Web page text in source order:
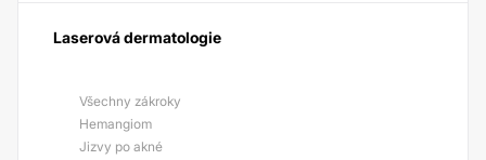
Laserová dermatologie
Všechny zákroky
Hemangiom
Jizvy po akné